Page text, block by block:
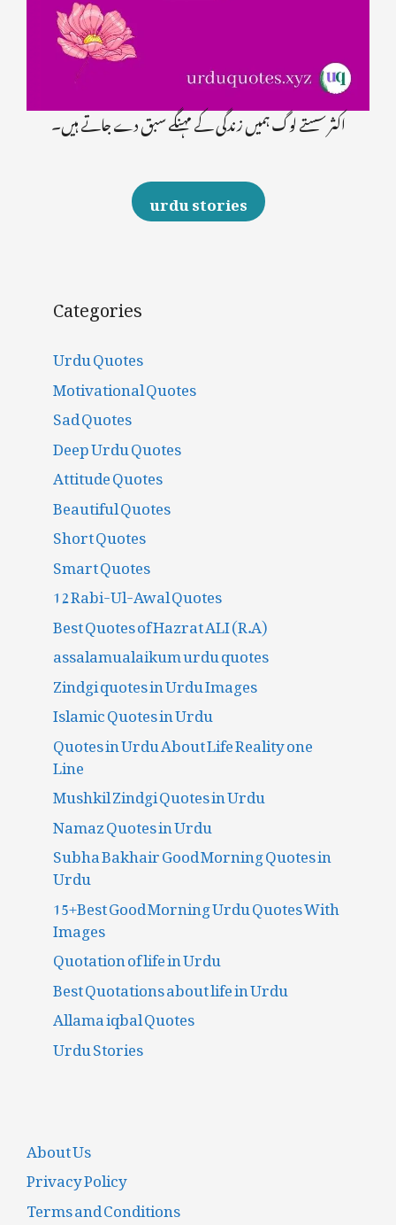
اکثر سستے لوگ ہمیں زندگی کے مہنگے سبق دے جاتے ہیں۔
urdu stories
Categories
Urdu Quotes
Motivational Quotes
Sad Quotes
Deep Urdu Quotes
Attitude Quotes
Beautiful Quotes
Short Quotes
Smart Quotes
12 Rabi-Ul-Awal Quotes
Best Quotes of Hazrat ALI (R.A)
assalamualaikum urdu quotes
Zindgi quotes in Urdu Images
Islamic Quotes in Urdu
Quotes in Urdu About Life Reality one
Line
Mushkil Zindgi Quotes in Urdu
Namaz Quotes in Urdu
Subha Bakhair Good Morning Quotes in
Urdu
15+Best Good Morning Urdu Quotes With
Images
Quotation of life in Urdu
Best Quotations about life in Urdu
Allama iqbal Quotes
Urdu Stories
About Us
Privacy Policy
Terms and Conditions